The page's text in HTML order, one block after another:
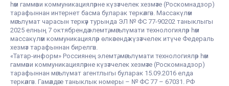
һәм гаммәви коммуникацияләрне күзәтчелек хезмәте (Роскомнадзор)
тарафыннан интернет басма буларак теркәлгән. Массакүләм
мәгълүмат чарасын теркәү турында ЭЛ № ФС 77-90202 таныклыгы
2025 елның 7 октябрендә элемтә, мәгълүмати технологияләр һәм
массакүләм коммуникацияләр өлкәсендә күзәтчелек итүче Федераль
хезмәт тарафыннан бирелгән.
«Татар-информ» Россиянең элемтә, мәгълүмати технологияләр һәм
гаммәви коммуникацияләрне күзәтчелек хезмәте (Роскомнадзор)
тарафыннан мәгълүмат агентлыгы буларак 15.09.2016 елда
теркәлгән. Гамәлдәге таныклык номеры – № ФС 77 – 67031. РФ